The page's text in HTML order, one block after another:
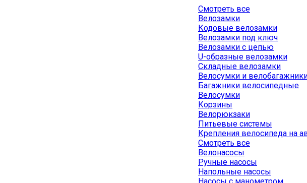
Смотреть все
Велозамки
Кодовые велозамки
Велозамки под ключ
Велозамки с цепью
U-образные велозамки
Складные велозамки
Велосумки и
Багажники велосипедные
Велосумки
Корзины
Велорюкзаки
Питьевые системы
Крепления велосипеда на
Смотреть все
Велонасосы
Ручные насосы
Напольные насосы